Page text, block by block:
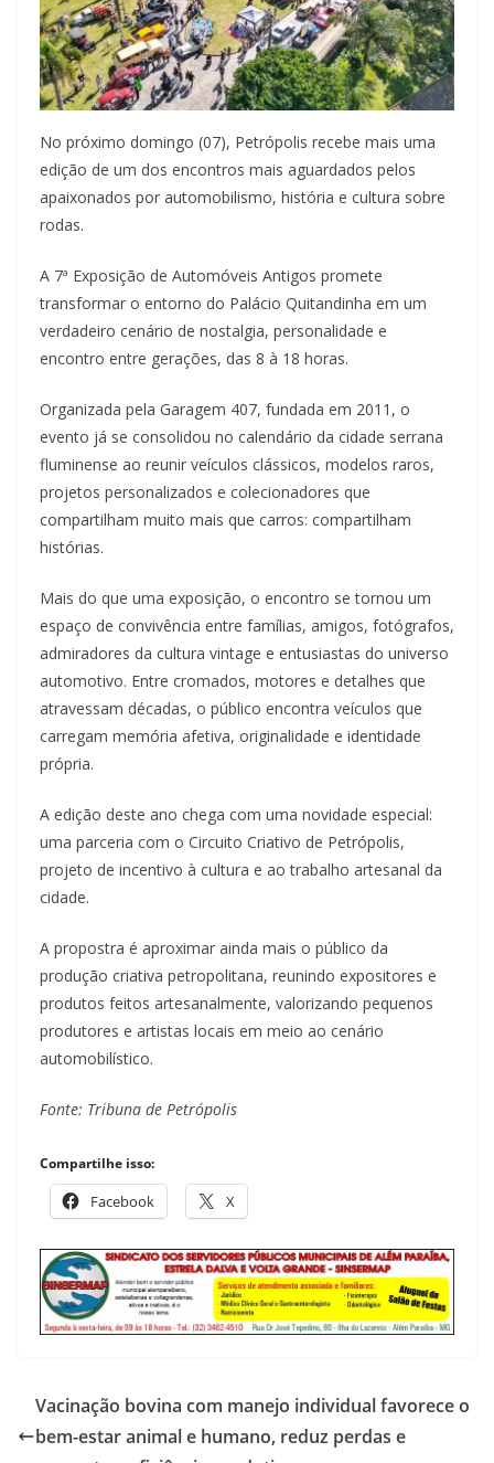
No próximo domingo (07), Petrópolis recebe mais uma
edição de um dos encontros mais aguardados pelos
apaixonados por automobilismo, história e cultura sobre
rodas.
A 7ª Exposição de Automóveis Antigos promete
transformar o entorno do Palácio Quitandinha em um
verdadeiro cenário de nostalgia, personalidade e
encontro entre gerações, das 8 à 18 horas.
Organizada pela Garagem 407, fundada em 2011, o
evento já se consolidou no calendário da cidade serrana
fluminense ao reunir veículos clássicos, modelos raros,
projetos personalizados e colecionadores que
compartilham muito mais que carros: compartilham
histórias.
Mais do que uma exposição, o encontro se tornou um
espaço de convivência entre famílias, amigos, fotógrafos,
admiradores da cultura vintage e entusiastas do universo
automotivo. Entre cromados, motores e detalhes que
atravessam décadas, o público encontra veículos que
carregam memória afetiva, originalidade e identidade
própria.
A edição deste ano chega com uma novidade especial:
uma parceria com o Circuito Criativo de Petrópolis,
projeto de incentivo à cultura e ao trabalho artesanal da
cidade.
A propostra é aproximar ainda mais o público da
produção criativa petropolitana, reunindo expositores e
produtos feitos artesanalmente, valorizando pequenos
produtores e artistas locais em meio ao cenário
automobilístico.
Fonte: Tribuna de Petrópolis
Compartilhe isso:
Facebook X
Vacinação bovina com manejo individual favorece o
bem-estar animal e humano, reduz perdas e